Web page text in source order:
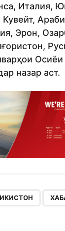
Италия,
Эрон,
назар аст.